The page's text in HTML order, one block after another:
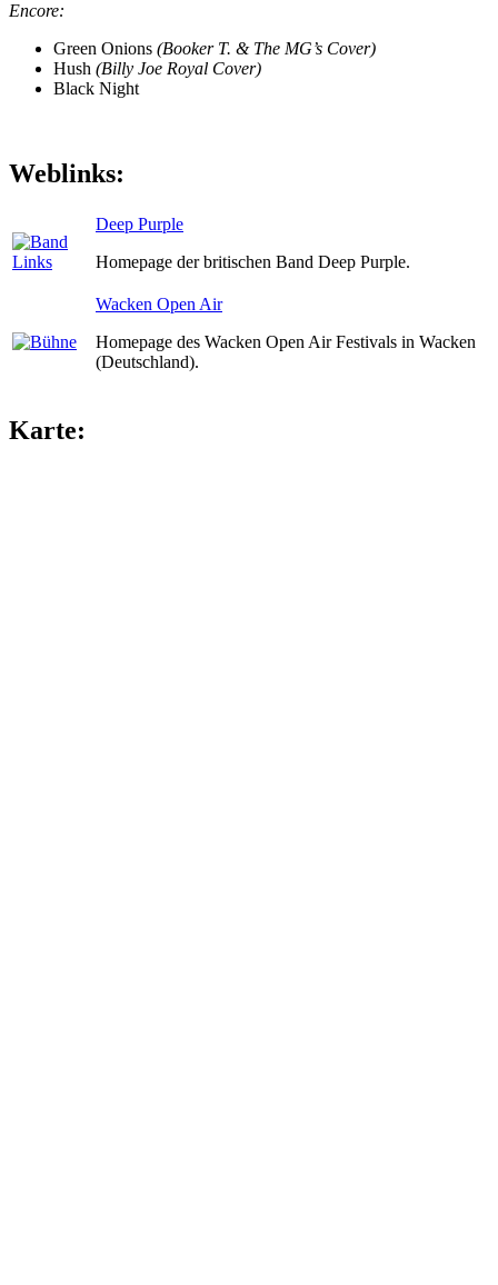
Encore:
Green Onions (Booker T. & The MG’s Cover)
Hush (Billy Joe Royal Cover)
Black Night
Weblinks:
Deep Purple
Homepage der britischen Band Deep Purple.
Wacken Open Air
Homepage des Wacken Open Air Festivals in Wacken
(Deutschland).
Karte: